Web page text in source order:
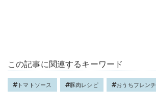
この記事に関連するキーワード
トマトソース 豚肉レシピ おうちフレンチ